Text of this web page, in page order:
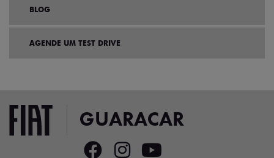
BLOG
AGENDE UM TEST DRIVE